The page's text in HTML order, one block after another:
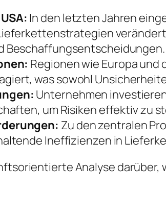
In den letzten Jahren
Beschaffungsentscheidungen.
Regionen wie Europa
was sowohl
Unternehmen
um Risiken effektiv zu
Zu den zentralen
Ineffizienzen in
Analyse darüber,